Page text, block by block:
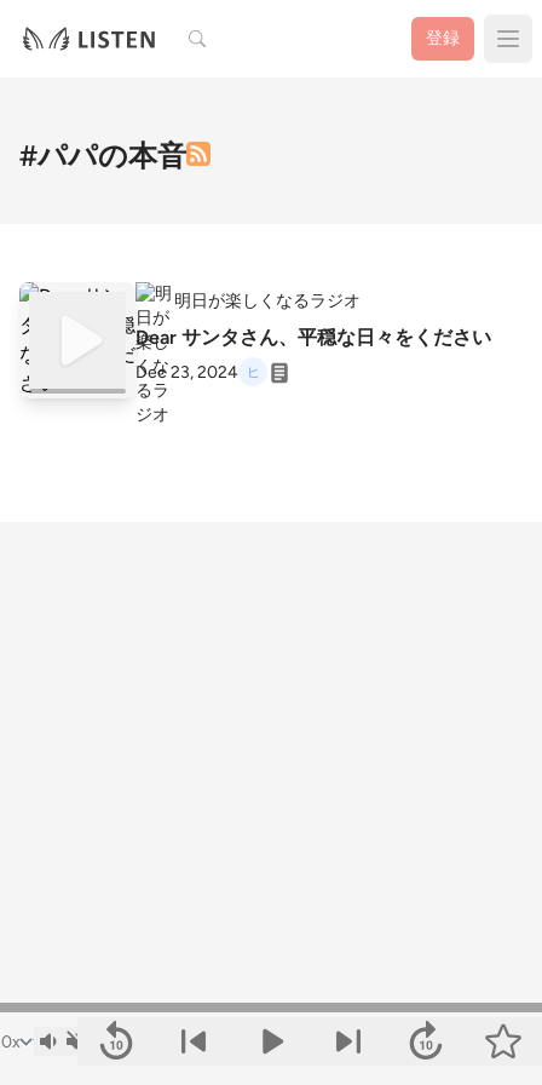
検索 登録
#パパの本音
明日が楽しくなるラジオ
Dear サンタさん、平穏な日々をください
Dec 23, 2024